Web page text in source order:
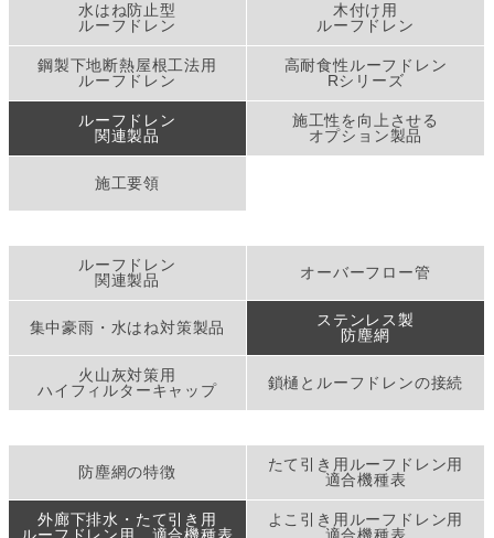
水はね防止型
ルーフドレン
木付け用
ルーフドレン
鋼製下地断熱屋根工法用
ルーフドレン
高耐食性ルーフドレン
Rシリーズ
ルーフドレン
関連製品
施工性を向上させる
オプション製品
施工要領
ルーフドレン
関連製品
オーバーフロー管
集中豪雨・水はね対策製品
ステンレス製
防塵網
火山灰対策用
ハイフィルターキャップ
鎖樋とルーフドレンの接続
防塵網の特徴
たて引き用ルーフドレン用
適合機種表
外廊下排水・たて引き用
よこ引き用ルーフドレン用